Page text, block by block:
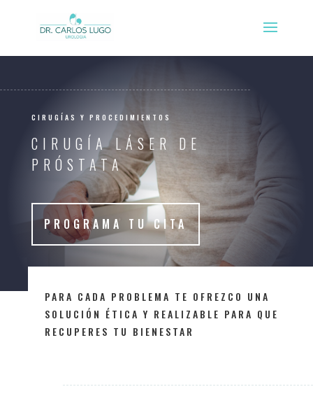
CIRUGÍAS Y PROCEDIMIENTOS
CIRUGÍA LÁSER DE
PRÓSTATA
PROGRAMA TU CITA
PARA CADA PROBLEMA TE OFREZCO UNA
SOLUCIÓN ÉTICA Y REALIZABLE PARA QUE
RECUPERES TU BIENESTAR